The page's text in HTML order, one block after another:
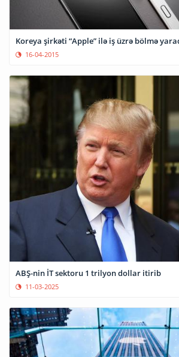
Koreya şirkəti “Apple” ilə iş üzrə bölmə
16-04-2015
ABŞ-nin İT sektoru 1 trilyon dollar itirib
11-03-2025